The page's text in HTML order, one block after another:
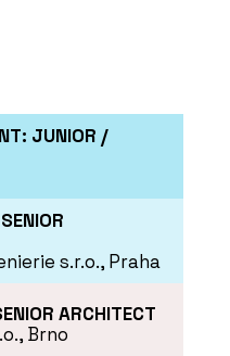
JUNIOR /
s.r.o., Praha
ARCHITECT
Brno